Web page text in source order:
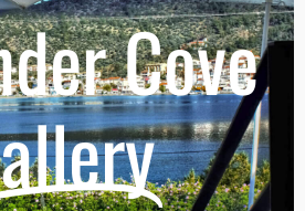
Cove